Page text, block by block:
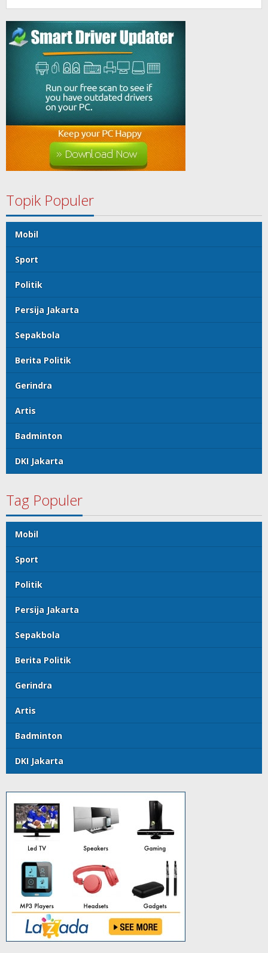
Topik Populer
Mobil
Sport
Politik
Persija Jakarta
Sepakbola
Berita Politik
Gerindra
Artis
Badminton
DKI Jakarta
Tag Populer
Mobil
Sport
Politik
Persija Jakarta
Sepakbola
Berita Politik
Gerindra
Artis
Badminton
DKI Jakarta